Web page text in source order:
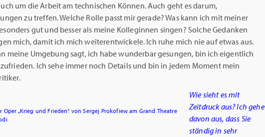
um die Arbeit am technischen Können. Auch geht es darum,
zu treffen. Welche Rolle passt mir gerade? Was kann ich mit meiner
gut und besser als meine Kolleginnen singen? Solche Gedanken
mich, damit ich mich weiterentwickele. Ich ruhe mich nie auf etwas aus.
meine Umgebung sagt, ich habe wunderbar gesungen, bin ich eigentlich
Ich sehe immer noch Details und bin in jedem Moment mein
Oper „Krieg und Frieden“ von Sergej Prokofiew am Grand Theatre
Wie sieht es mit
Zeitdruck aus? Ich gehe
davon aus, dass Sie
ständig in sehr